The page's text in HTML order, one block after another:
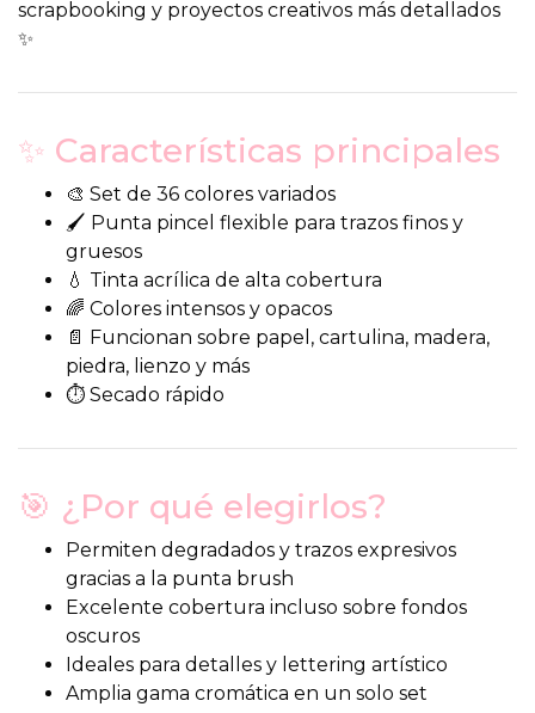
scrapbooking y proyectos creativos más detallados
✨
✨ Características principales
🎨 Set de 36 colores variados
🖌️ Punta pincel flexible para trazos finos y
gruesos
💧 Tinta acrílica de alta cobertura
🌈 Colores intensos y opacos
📄 Funcionan sobre papel, cartulina, madera,
piedra, lienzo y más
⏱️ Secado rápido
🎯 ¿Por qué elegirlos?
Permiten degradados y trazos expresivos
gracias a la punta brush
Excelente cobertura incluso sobre fondos
oscuros
Ideales para detalles y lettering artístico
Amplia gama cromática en un solo set